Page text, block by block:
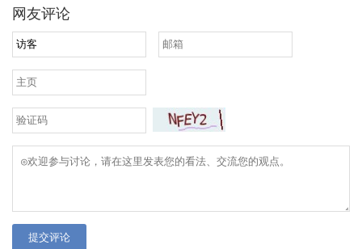
网友评论
提交评论